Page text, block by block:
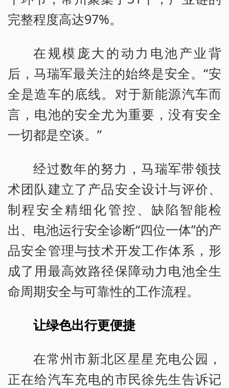
完整程度高达97%。
在规模庞大的动力电池产业背
后，马瑞军最关注的始终是安全。“安
全是造车的底线。对于新能源汽车而
言，电池的安全尤为重要，没有安全
一切都是空谈。”
经过数年的努力，马瑞军带领技
术团队建立了产品安全设计与评价、
制程安全精细化管控、缺陷智能检
出、电池运行安全诊断“四位一体”的产
品安全管理与技术开发工作体系，形
成了用最高效路径保障动力电池全生
命周期安全与可靠性的工作流程。
让绿色出行更便捷
在常州市新北区星星充电公园，
正在给汽车充电的市民徐先生告诉记